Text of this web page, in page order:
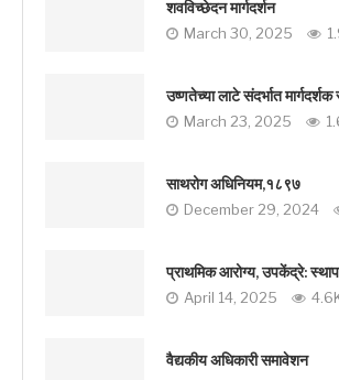
शवविच्छेदन मार्गदर्शन
March 30, 2025
उष्णतेच्या लाटे संदर्भात
March 23, 2025
साथरोग अधिनियम,१८९७
December 29, 2024
प्राथमिक आरोग्य, उपकेंद्रे:
April 14, 2025
वैद्यकीय अधिकारी समावेशन